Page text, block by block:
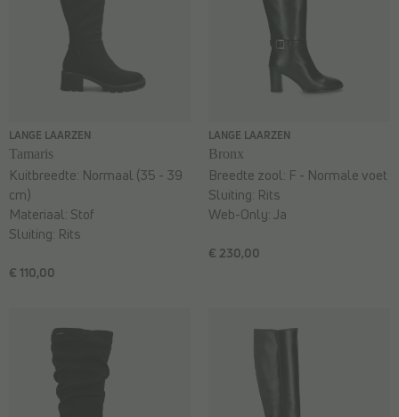
LANGE LAARZEN
Tamaris
€ 110,00
Kuitbreedte: Normaal (35 - 39
cm)
Materiaal: Stof
Sluiting: Rits
LANGE LAARZEN
Bronx
€ 230,00
Breedte zool: F - Normale voet
Sluiting: Rits
Web-Only:Ja